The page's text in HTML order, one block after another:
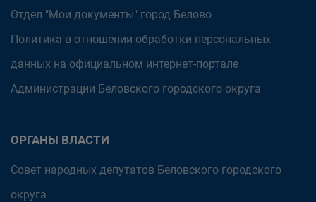
Отдел "Мои документы" город Белово
Политика в отношении обработки персональных
данных на официальном интернет-портале
Администрации Беловского городского округа
ОРГАНЫ ВЛАСТИ
Совет народных депутатов Беловского городского
округа